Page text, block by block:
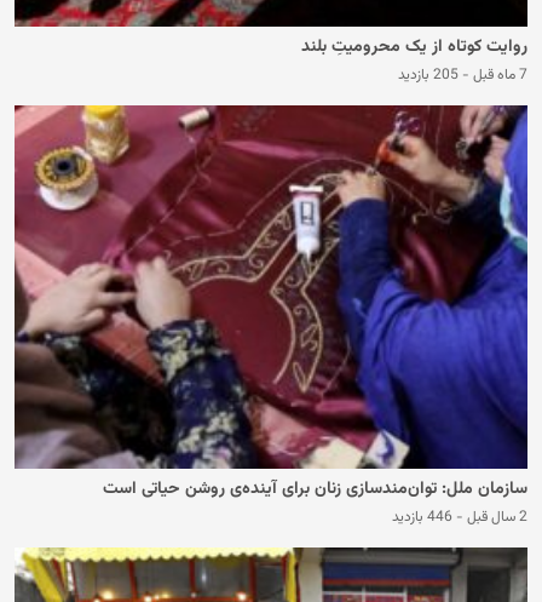
روایت کوتاه از یک محرومیتِ بلند
7 ماه قبل - 205 بازدید
سازمان ملل: توان‌مندسازی زنان برای آینده‌ی روشن حیاتی است
2 سال قبل - 446 بازدید